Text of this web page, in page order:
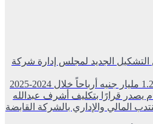
التشكيل الجديد لمجلس إدارة شركة
يصدر قرارًا بتكليف أشرف عبدالله
المالي والإداري بالشركة القابضة